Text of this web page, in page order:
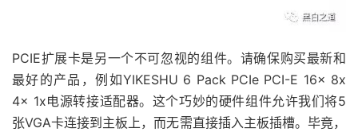
PCIE扩展卡是另一个不可忽视的组件。请确保购买最新和
最好的产品，例如YIKESHU 6 Pack PCIe PCI-E 16x 8x
4x 1x电源转接适配器。这个巧妙的硬件组件允许我们将5
张VGA卡连接到主板上，而无需直接插入主板插槽。毕竟，